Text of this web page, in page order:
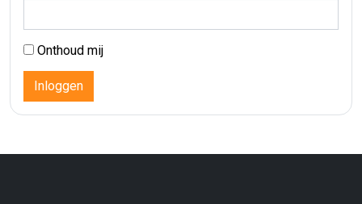
Onthoud mij